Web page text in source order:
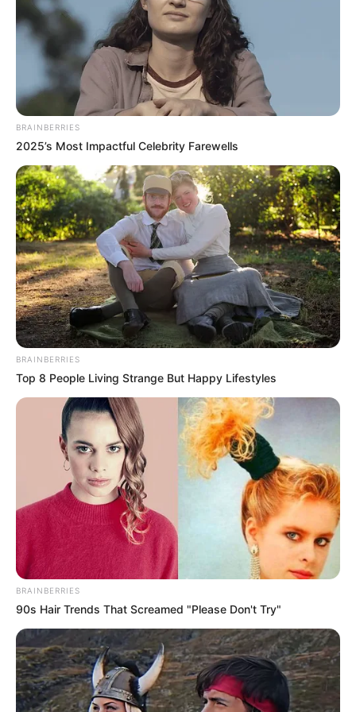
Venezuela. Adicionalmente, Argentina y Ecuador ya
lograron una victoria en La Paz en las actuales
eliminatorias.
COMPARTIR
TEMAS RELACIONADOS
ELIMINATORIAS AL MUNDIAL
LA PAZ
SELECCIÓN COLOMBIA
MANTÉNGASE EN ALERTA
Tenemos todas las noticias que le
favor, active las notificaciones de Alerta.
ACTIVAR AHORA
TEMAS DESTACADOS
CIERRES VIALES EN BUCARAMANGA
TRANSVERSAL DEL CARARE
FLORIDABLANCA
CIERRES VIALES EN SANTANDER
BRAINBERRIES
2025’s Most Impactful Celebrity Farewells
BRAINBERRIES
Top 8 People Living Strange But Happy Lifestyles
BRAINBERRIES
90s Hair Trends That Screamed "Please Don't Try"